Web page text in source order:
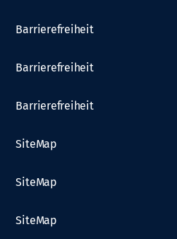
Barrierefreiheit
Barrierefreiheit
Barrierefreiheit
SiteMap
SiteMap
SiteMap